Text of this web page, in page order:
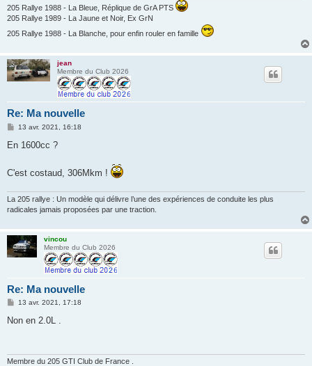
205 Rallye 1988 - La Bleue, Réplique de GrA PTS
205 Rallye 1989 - La Jaune et Noir, Ex GrN
205 Rallye 1988 - La Blanche, pour enfin rouler en famille
jean
Membre du Club 2026
Re: Ma nouvelle
M
s
e
13 avr. 2021, 16:18
En 1600cc ?
C'est costaud, 306Mkm !
La 205 rallye : Un modèle qui délivre l’une des expériences de conduite les plus
radicales jamais proposées par une traction.
vincou
Membre du Club 2026
Re: Ma nouvelle
M
s
13 avr. 2021, 17:18
Non en 2.0L .
Membre du 205 GTI Club de France .